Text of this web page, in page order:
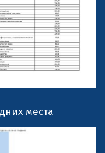
места